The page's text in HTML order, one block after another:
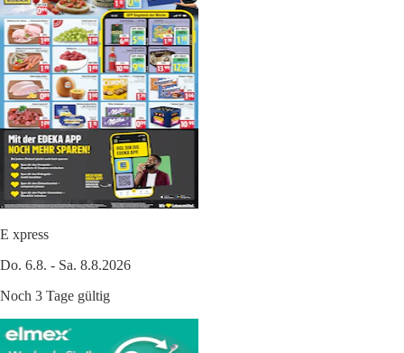
E xpress
Do. 6.8. - Sa. 8.8.2026
Noch 3 Tage gültig